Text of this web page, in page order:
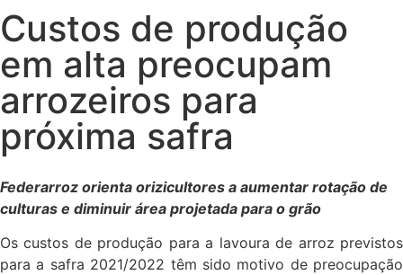
Custos de produção
em alta preocupam
arrozeiros para
próxima safra
Federarroz orienta orizicultores a aumentar rotação de
culturas e diminuir área projetada para o grão
Os custos de produção para a lavoura de arroz previstos
para a safra 2021/2022 têm sido motivo de preocupação